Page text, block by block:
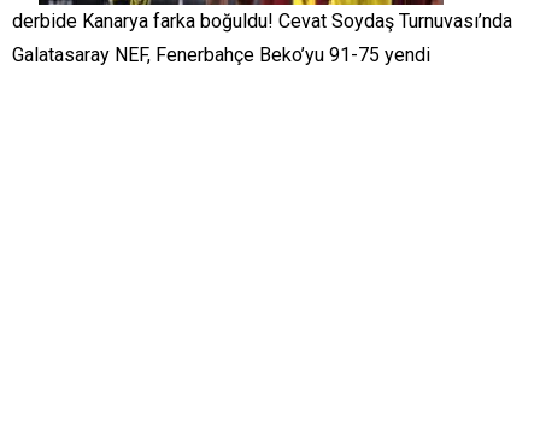
derbide Kanarya farka boğuldu! Cevat Soydaş Turnuvası’nda
Galatasaray NEF, Fenerbahçe Beko’yu 91-75 yendi